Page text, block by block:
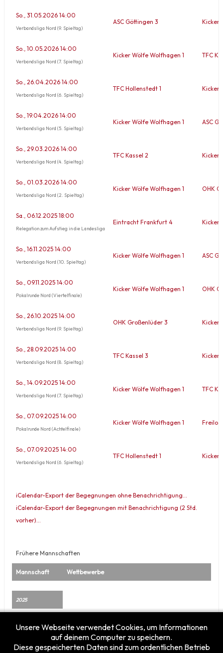
So., 31.05.2026 14:00
Verbandsliga Nord (9. Spieltag)
ASC Göttingen 3 Kicker
So., 10.05.2026 14:00
Verbandsliga Nord (7. Spieltag)
Kicker Wölfe Wolfhagen 1 TFC
So., 26.04.2026 14:00
Verbandsliga Nord (6. Spieltag)
TFC Hollenstedt 1 Kicker
So., 19.04.2026 14:00
Verbandsliga Nord (5. Spieltag)
Kicker Wölfe Wolfhagen 1 ASC
So., 29.03.2026 14:00
Verbandsliga Nord (4. Spieltag)
TFC Kassel 2 Kicker
So., 01.03.2026 14:00
Verbandsliga Nord (2. Spieltag)
Kicker Wölfe Wolfhagen 1 OHK
Sa., 06.12.2025 18:00
Relegation zum Aufstieg in die Landesliga
Eintracht Frankfurt 4 Kicker
So., 16.11.2025 14:00
Verbandsliga Nord (10. Spieltag)
Kicker Wölfe Wolfhagen 1 ASC
So., 09.11.2025 14:00
Pokalrunde Nord (Viertelfinale)
Kicker Wölfe Wolfhagen 1 OHK
So., 26.10.2025 14:00
Verbandsliga Nord (9. Spieltag)
OHK Großenlüder 3 Kicker
So., 28.09.2025 14:00
Verbandsliga Nord (8. Spieltag)
TFC Kassel 3 Kicker
So., 14.09.2025 14:00
Verbandsliga Nord (7. Spieltag)
Kicker Wölfe Wolfhagen 1 TFC
So., 07.09.2025 14:00
Pokalrunde Nord (Achtelfinale)
Kicker Wölfe Wolfhagen 1 Freilos
So., 07.09.2025 14:00
Verbandsliga Nord (6. Spieltag)
TFC Hollenstedt 1 Kicker
iCalendar-Export der Begegnungen ohne Benachrichtigung…
iCalendar-Export der Begegnungen mit Benachrichtigung (2 Std.
vorher)…
Frühere Mannschaften
Mannschaft Wettbewerbe
2025
Wolfhagen 1
zum Aufstieg in die Landesliga
Unsere Webseite verwendet Cookies, um Informationen
auf deinem Computer zu speichern.
Diese gespeicherten Daten sind zum ordentlichen Betrieb